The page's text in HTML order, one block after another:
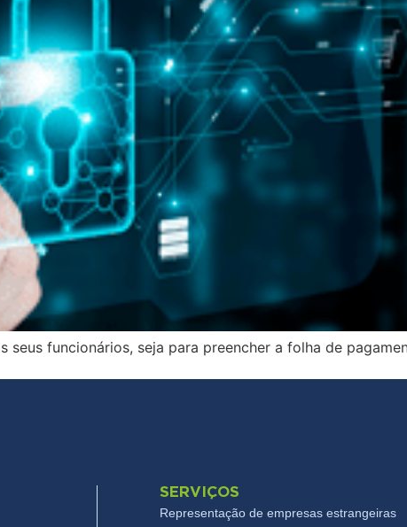
funcionários, seja para preencher a folha de
SERVIÇOS
Representação de empresas estrangeiras